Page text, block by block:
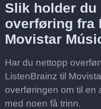
Slik holder du
overføring fra
Movistar
Har du nettopp
ListenBrainz til
overføringen om til en
med noen få trinn.